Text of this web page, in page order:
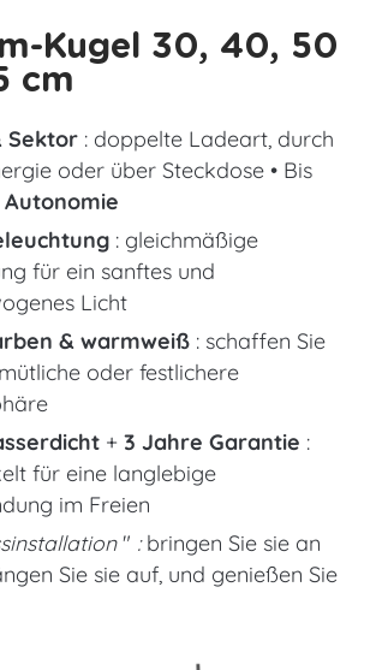
Kugel 30, 40, 50
cm
Sektor : doppelte Ladeart, durch
oder über Steckdose • Bis
Autonomie
: gleichmäßige
für ein sanftes und
Licht
& warmweiß : schaffen Sie
oder festlichere
+3 Jahre Garantie :
für eine langlebige
im Freien
" :bringen Sie sie an
Sie sie auf, und genießen Sie